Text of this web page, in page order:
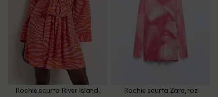
Rochie scurta River Island,
Rochie scurta Zara, roz